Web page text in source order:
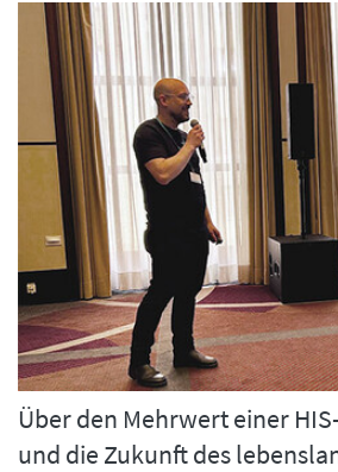
Über den Mehrwert einer
und die Zukunft des